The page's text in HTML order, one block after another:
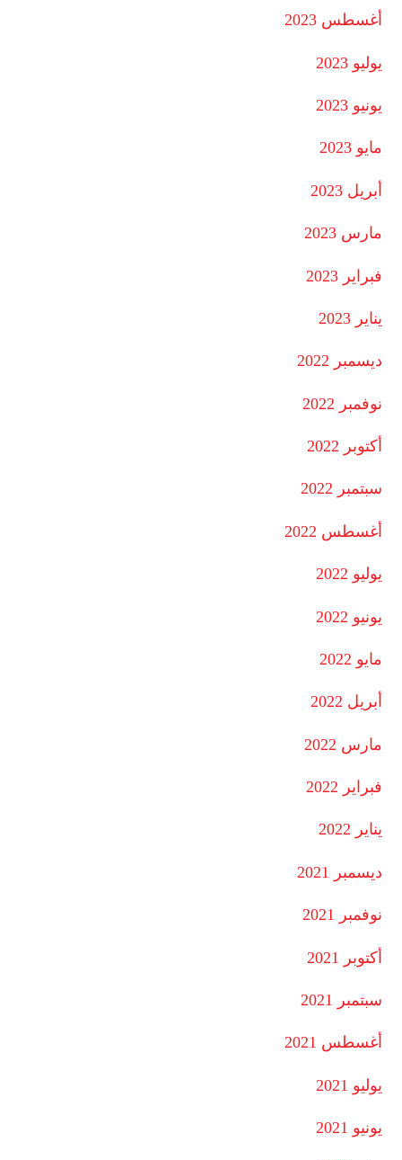
أغسطس 2023
يوليو 2023
يونيو 2023
مايو 2023
أبريل 2023
مارس 2023
فبراير 2023
يناير 2023
ديسمبر 2022
نوفمبر 2022
أكتوبر 2022
سبتمبر 2022
أغسطس 2022
يوليو 2022
يونيو 2022
مايو 2022
أبريل 2022
مارس 2022
فبراير 2022
يناير 2022
ديسمبر 2021
نوفمبر 2021
أكتوبر 2021
سبتمبر 2021
أغسطس 2021
يوليو 2021
يونيو 2021